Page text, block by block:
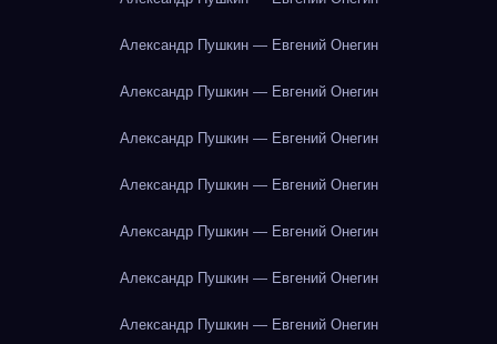
Александр Пушкин — Евгений Онегин
Александр Пушкин — Евгений Онегин
Александр Пушкин — Евгений Онегин
Александр Пушкин — Евгений Онегин
Александр Пушкин — Евгений Онегин
Александр Пушкин — Евгений Онегин
Александр Пушкин — Евгений Онегин